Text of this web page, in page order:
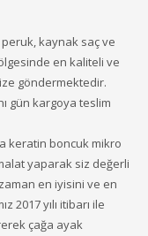
peruk, kaynak saç ve
en kaliteli ve
göndermektedir.
gün kargoya teslim
keratin boncuk mikro
yaparak siz değerli
en iyisini ve en
2017 yılı itibarı ile
çağa ayak